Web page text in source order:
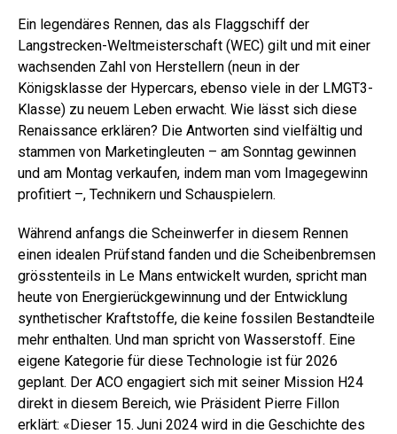
Ein legendäres Rennen, das als Flaggschiff der
Langstrecken-Weltmeisterschaft (WEC) gilt und mit einer
wachsenden Zahl von Herstellern (neun in der
Königsklasse der Hypercars, ebenso viele in der LMGT3-
Klasse) zu neuem Leben erwacht. Wie lässt sich diese
Renaissance erklären? Die Antworten sind vielfältig und
stammen von Marketingleuten – am Sonntag gewinnen
und am Montag verkaufen, indem man vom Imagegewinn
profitiert –, Technikern und Schauspielern.
Während anfangs die Scheinwerfer in diesem Rennen
einen idealen Prüfstand fanden und die Scheibenbremsen
grösstenteils in Le Mans entwickelt wurden, spricht man
heute von Energierückgewinnung und der Entwicklung
synthetischer Kraftstoffe, die keine fossilen Bestandteile
mehr enthalten. Und man spricht von Wasserstoff. Eine
eigene Kategorie für diese Technologie ist für 2026
geplant. Der ACO engagiert sich mit seiner Mis­sion H24
direkt in diesem Bereich, wie Präsident Pierre Fillon
erklärt: «Dieser 15. Juni 2024 wird in die Geschichte des